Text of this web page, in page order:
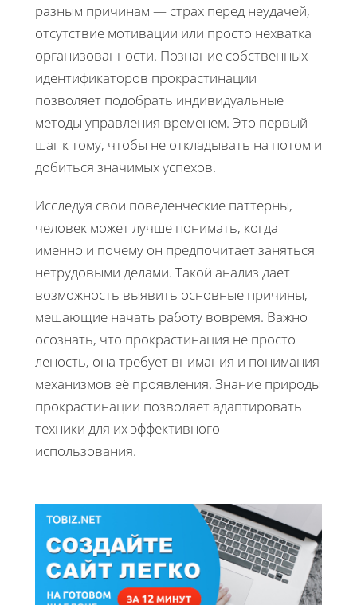
разным причинам — страх перед неудачей,
отсутствие мотивации или просто нехватка
организованности. Познание собственных
идентификаторов прокрастинации
позволяет подобрать индивидуальные
методы управления временем. Это первый
шаг к тому, чтобы не откладывать на потом и
добиться значимых успехов.
Исследуя свои поведенческие паттерны,
человек может лучше понимать, когда
именно и почему он предпочитает заняться
нетрудовыми делами. Такой анализ даёт
возможность выявить основные причины,
мешающие начать работу вовремя. Важно
осознать, что прокрастинация не просто
леность, она требует внимания и понимания
механизмов её проявления. Знание природы
прокрастинации позволяет адаптировать
техники для их эффективного
использования.